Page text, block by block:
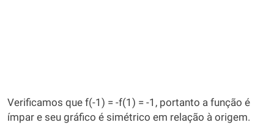
Verificamos que f(-1) = -f(1) = -1, portanto a função é
ímpar e seu gráfico é simétrico em relação à origem.